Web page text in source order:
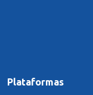
Plataformas